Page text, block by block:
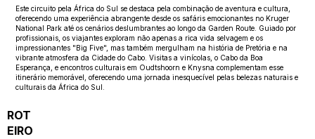
Este circuito pela África do Sul se destaca pela combinação de aventura e cultura,
oferecendo uma experiência abrangente desde os safáris emocionantes no Kruger
National Park até os cenários deslumbrantes ao longo da Garden Route. Guiado por
profissionais, os viajantes exploram não apenas a rica vida selvagem e os
impressionantes "Big Five", mas também mergulham na história de Pretória e na
vibrante atmosfera da Cidade do Cabo. Visitas a vinícolas, o Cabo da Boa
Esperança, e encontros culturais em Oudtshoorn e Knysna complementam esse
itinerário memorável, oferecendo uma jornada inesquecível pelas belezas naturais e
culturais da África do Sul.
ROT
EIRO